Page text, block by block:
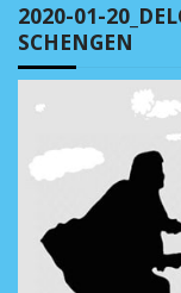
2020-01-
SCHENGEN